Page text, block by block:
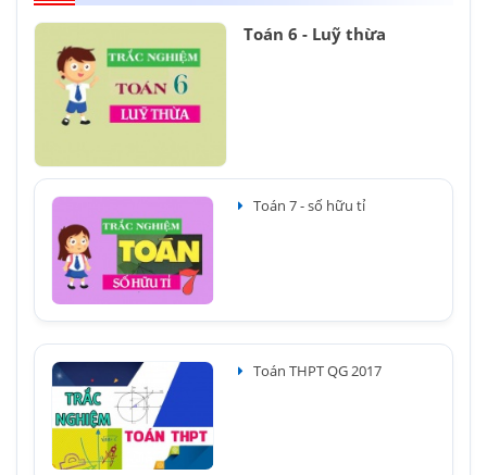
Toán 6 - Luỹ thừa
Toán 7 - số hữu tỉ
Toán THPT QG 2017